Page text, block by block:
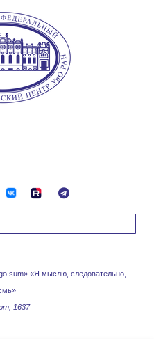
sum» «Я мыслю, следовательно,
1637